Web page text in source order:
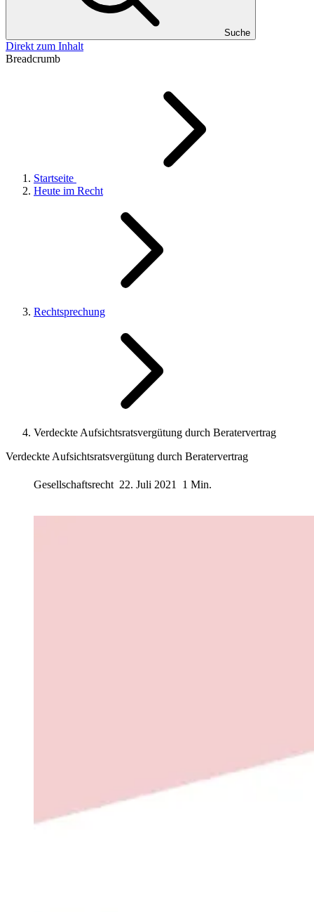
Suche
Direkt zum Inhalt
Breadcrumb
Startseite
Heute im Recht
Rechtsprechung
Verdeckte Aufsichtsratsvergütung durch Beratervertrag
Verdeckte Aufsichtsratsvergütung durch Beratervertrag
Gesellschaftsrecht 22. Juli 2021 1 Min.